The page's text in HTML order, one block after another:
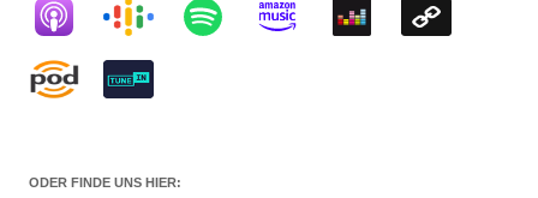
ODER FINDE UNS HIER: